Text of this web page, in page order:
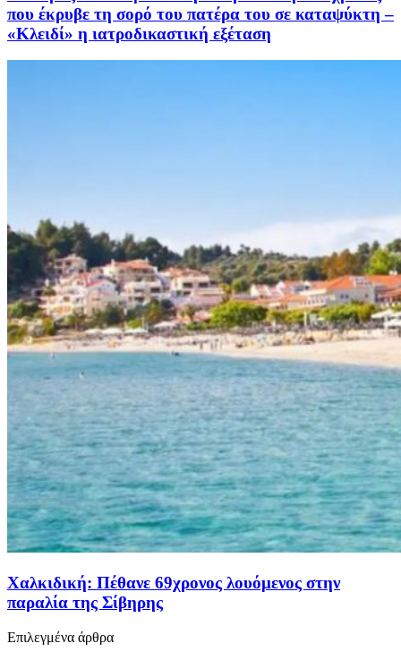
που έκρυβε τη σορό του πατέρα του σε καταψύκτη –
«Κλειδί» η ιατροδικαστική εξέταση
Χαλκιδική: Πέθανε 69χρονος λουόμενος στην
παραλία της Σίβηρης
Επιλεγμένα άρθρα